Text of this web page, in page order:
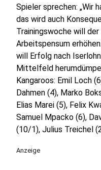
Spieler sprechen: „Wir
das wird auch
Trainingswoche will
Arbeitspensum
will Erfolg nach
Mittelfeld
Kangaroos: Emil Loch
Dahmen (4), Marko
Elias Marei (5), Felix
Samuel Mpacko (6),
(10/1), Julius Treichel
Anzeige